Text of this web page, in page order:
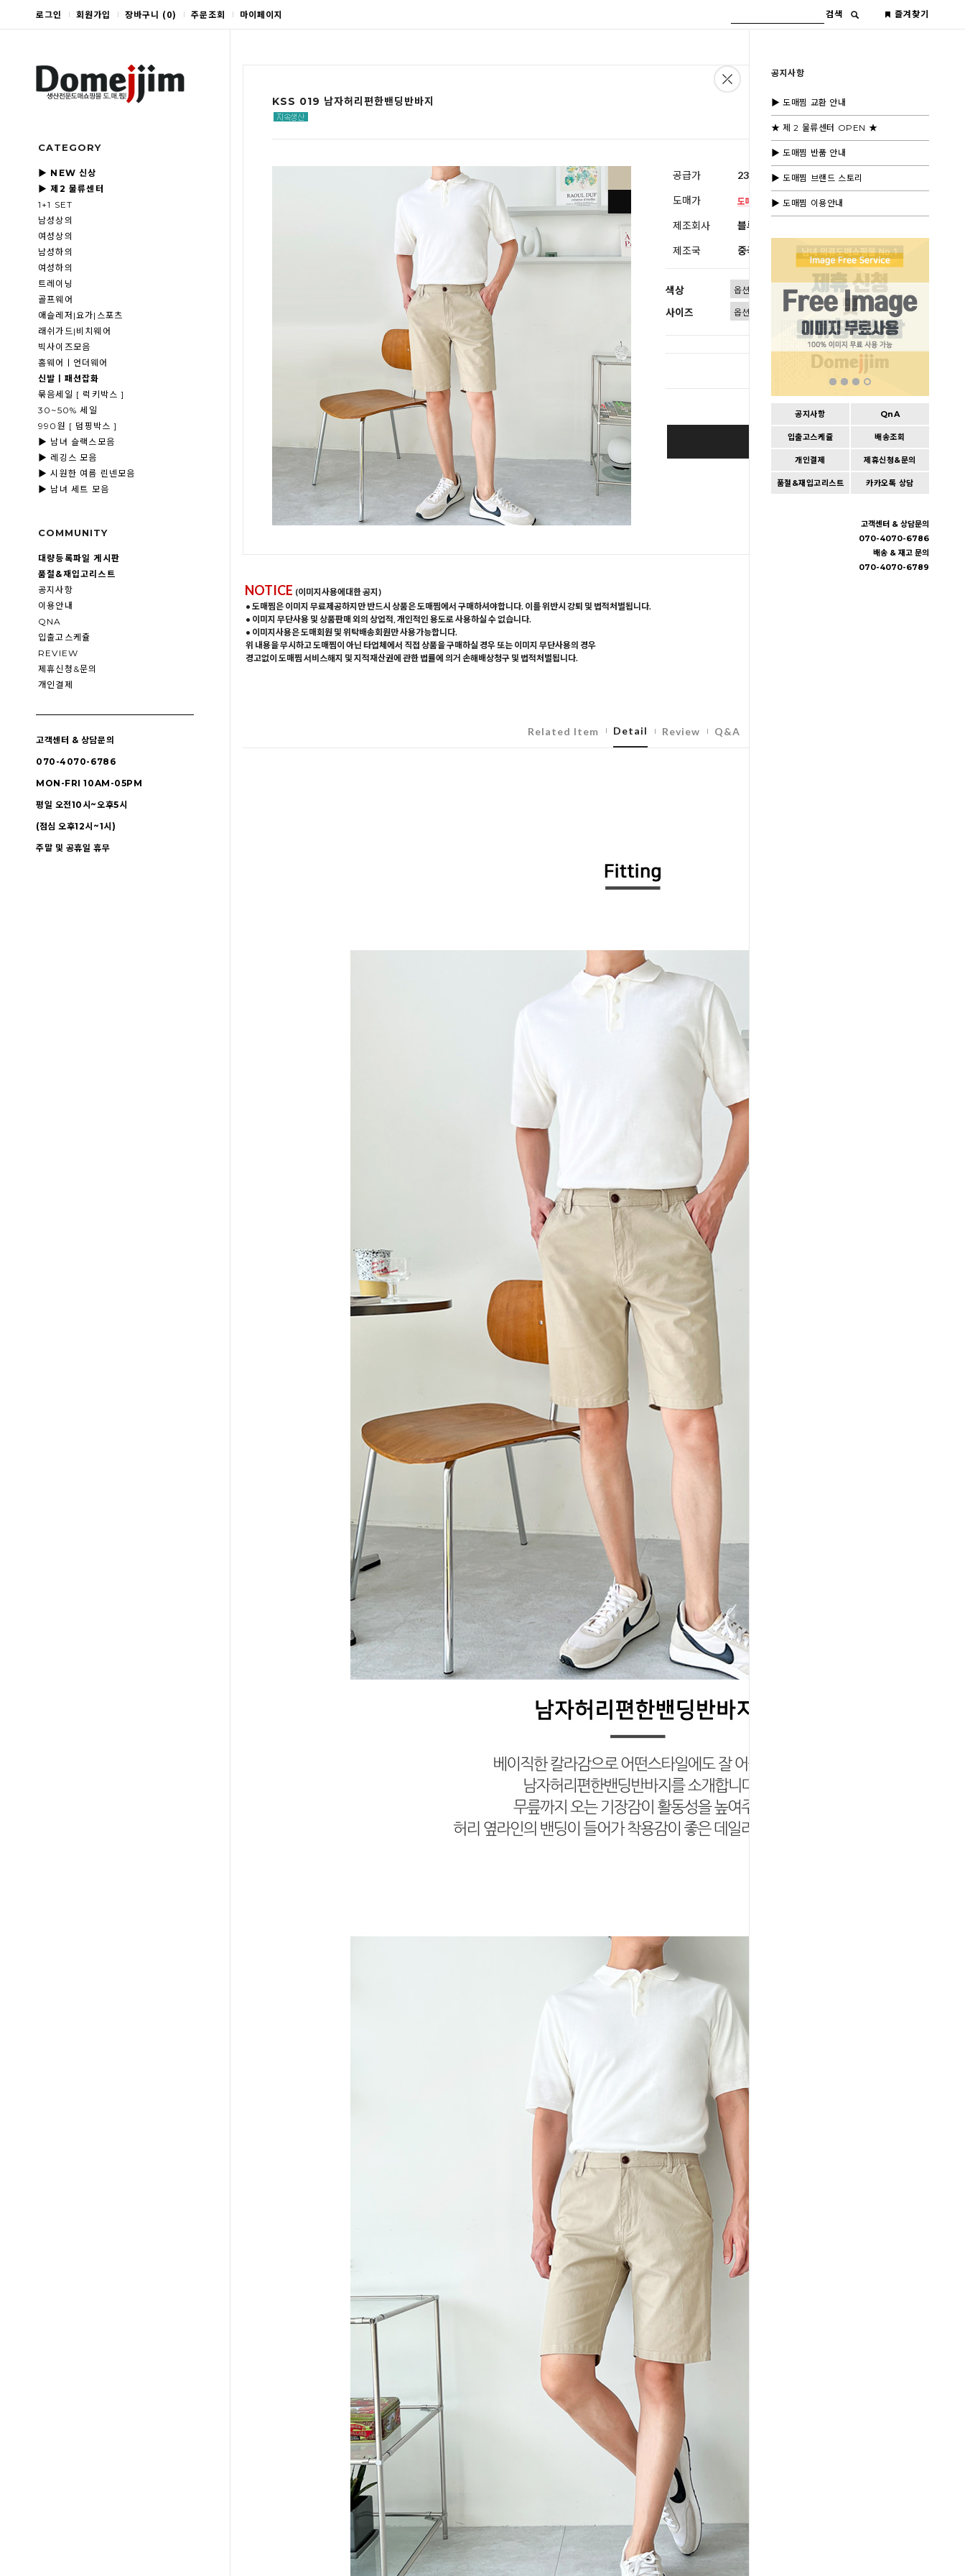
로그인 회원가입 장바구니 (0) 주문조회 마이페이지 검색 즐겨찾기
CATEGORY
▶ NEW 신상
▶ 제2 물류센터
1+1 SET
남성상의
여성상의
남성하의
여성하의
트레이닝
골프웨어
애슬레저|요가|스포츠
래쉬가드|비치웨어
빅사이즈모음
홈웨어ㅣ언더웨어
신발ㅣ패션잡화
묶음세일 [ 럭키박스 ]
30~50% 세일
990원 [ 덤핑박스 ]
▶ 남녀 슬랙스모음
▶ 레깅스 모음
▶ 시원한 여름 린넨모음
▶ 남녀 세트 모음
COMMUNITY
대량등록파일 게시판
품절&재입고리스트
공지사항
이용안내
QNA
입출고스케쥴
REVIEW
제휴신청&문의
개인결제
고객센터 & 상담문의
070-4070-6786
MON-FRI 10AM-05PM
평일 오전10시~오후5시
(점심 오후12시~1시)
주말 및 공휴일 휴무
공지사항
▶ 도매찜 교환 안내
★ 제 2 물류센터 OPEN ★
▶ 도매찜 반품 안내
▶ 도매찜 브랜드 스토리
▶ 도매찜 이용안내
공지사항 QnA
입출고스케쥴 배송조회
개인결제 제휴신청&문의
품절&재입고리스트 카카오톡 상담
고객센터 & 상담문의
070-4070-6786
배송 & 재고 문의
070-4070-6789
KSS 019 남자허리편한밴딩반바지
공급가 23,600원 (부가세별도)
도매가
제조회사 블루모드제휴사
제조국 중국
색상
사이즈
BUY IT NOW
Cart | Wishlist
NOTICE (이미지사용에대한 공지)
• 도매찜은 이미지 무료제공하지만 반드시 상품은 도매찜에서 구매하셔야합니다. 이를 위반시 강퇴 및 법적처벌됩니다.
• 이미지 무단사용 및 상품판매 외의 상업적, 개인적인 용도로 사용하실 수 없습니다.
• 이미지사용은 도매회원 및 위탁배송회원만 사용가능합니다.
위 내용을 무시하고 도매찜이 아닌 타업체에서 직접 상품을 구매하실 경우 또는 이미지 무단사용의 경우
경고없이 도매찜 서비스해지 및 지적재산권에 관한 법률에 의거 손해배상청구 및 법적처벌됩니다.
Related Item Detail Review Q&A